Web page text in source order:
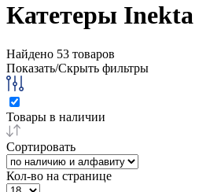
Катетеры Inekta
Найдено 53 товаров
Показать/Скрыть фильтры
Товары в наличии
Сортировать
Кол-во на странице